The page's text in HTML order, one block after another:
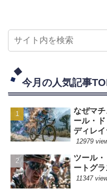
今月の人気記事
なぜマ
ール・
ディレ
12979
ツール
ートグ
11347